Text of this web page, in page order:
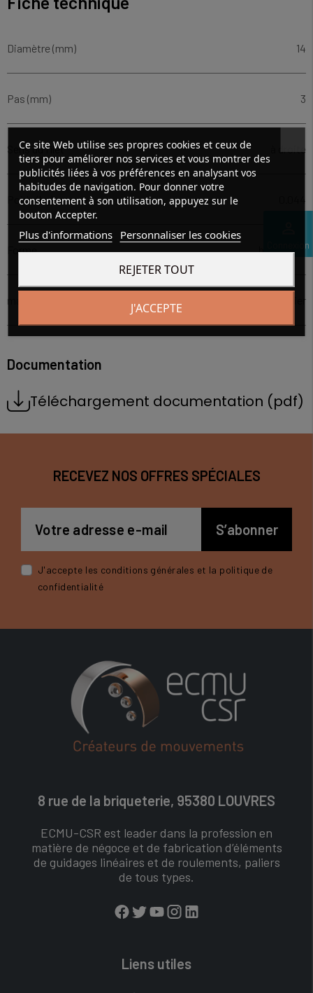
Connexion
Diamètre (mm) 14
Pas (mm) 3
Sens du filet à droite
Poids (kg) 0.044
Forme hexagonal
matière écrous acier
Documentation
Téléchargement documentation (pdf)
RECEVEZ NOS OFFRES SPÉCIALES
J'accepte les conditions générales et la politique de
confidentialité
8 rue de la briqueterie, 95380 LOUVRES
ECMU-CSR est leader dans la profession en
matière de négoce et de fabrication d’éléments
de guidages linéaires et de roulements, paliers
de tous types.
Liens utiles
Ce site Web utilise ses propres cookies et ceux de
tiers pour améliorer nos services et vous montrer des
publicités liées à vos préférences en analysant vos
habitudes de navigation. Pour donner votre
consentement à son utilisation, appuyez sur le
bouton Accepter.
Plus d'informations Personnaliser les cookies
REJETER TOUT
J'ACCEPTE